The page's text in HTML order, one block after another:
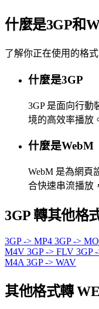
什麼是3GP和
了解你正在使用的格式
什麼是3GP
3GP 是面向行動
境的高效率播放
什麼是WebM
WebM 是為網頁
合快速串流播放
3GP 轉其他格
3GP -> MP4 3GP ->
M4V 3GP -> FLV 3GP
M4A 3GP -> WAV
其他格式轉